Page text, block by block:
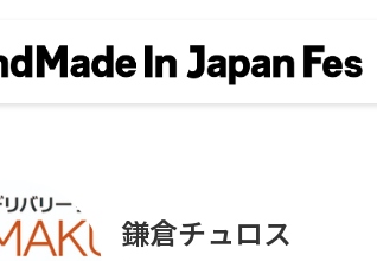
鎌倉チュロス